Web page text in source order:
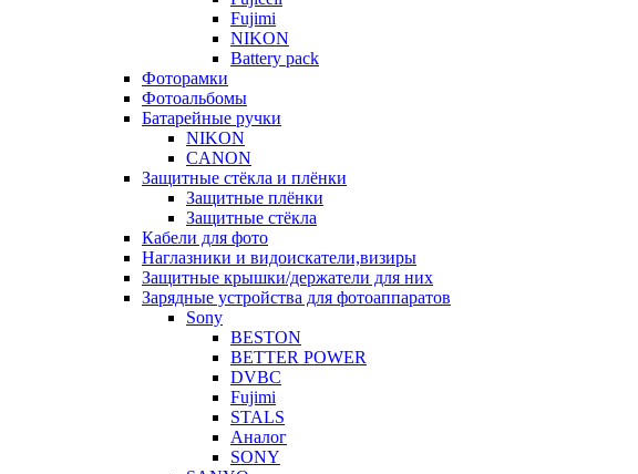
Fujimi
NIKON
Battery pack
Фоторамки
Фотоальбомы
Батарейные ручки
NIKON
CANON
Защитные стёкла и плёнки
Защитные плёнки
Защитные стёкла
Кабели для фото
Наглазники и видоискатели,визиры
Защитные крышки/держатели для них
Зарядные устройства для фотоаппаратов
Sony
BESTON
BETTER POWER
DVBC
Fujimi
STALS
Аналог
SONY